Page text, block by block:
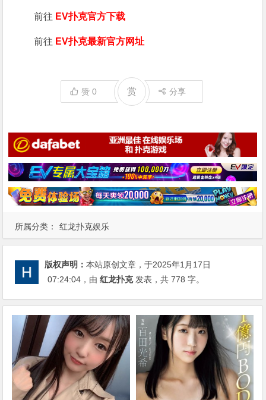
所属分类： 红龙扑克娱乐
前往 EV扑克官方下载
前往 EV扑克最新官方网址
赞0 赏 分享
版权声明：本站原创文章，于2025年1月17日
07:24:04 ，由红龙扑克发表，共 778 字。